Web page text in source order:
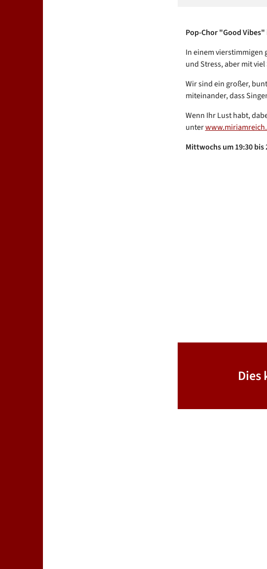
Pop-Chor "Good
In einem vierstimmigen
und Stress, aber mit
Wir sind ein großer,
miteinander, dass
Wenn Ihr Lust habt,
unter
Mittwochs um 19:30 bis
Dies